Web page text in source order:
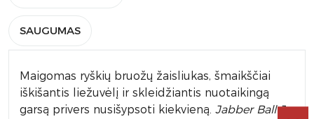
SAUGUMAS
Maigomas ryškių bruožų žaisliukas, šmaikščiai
iškišantis liežuvėlį ir skleidžiantis nuotaikingą
garsą privers nusišypsoti kiekvieną. Jabber Ball Jr.